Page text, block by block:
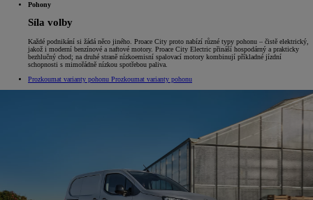
Pohony
Síla volby
Každé podnikání si žádá něco jiného. Proace City proto nabízí různé typy pohonu – čistě elektrický,
jakož i moderní benzínové a naftové motory. Proace City Electric přináší hospodárný a prakticky
bezhlučný chod; na druhé straně nízkoemisní spalovací motory kombinují příkladné jízdní
schopnosti s mimořádně nízkou spotřebou paliva.
Prozkoumat varianty pohonu Prozkoumat varianty pohonu